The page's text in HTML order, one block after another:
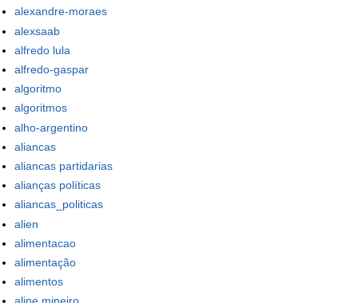
alexandre-moraes
alexsaab
alfredo lula
alfredo-gaspar
algoritmo
algoritmos
alho-argentino
aliancas
aliancas partidarias
alianças políticas
aliancas_politicas
alien
alimentacao
alimentação
alimentos